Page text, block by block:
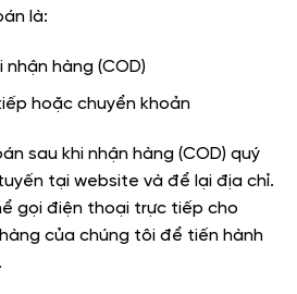
là:
hàng (COD)
hoặc chuyển khoản
sau khi nhận hàng (COD) quý
tại website và để lại địa chỉ.
gọi điện thoại trực tiếp cho
của chúng tôi để tiến hành